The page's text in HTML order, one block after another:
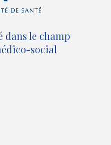
n
o
u
(
n
o
dans le champ
social